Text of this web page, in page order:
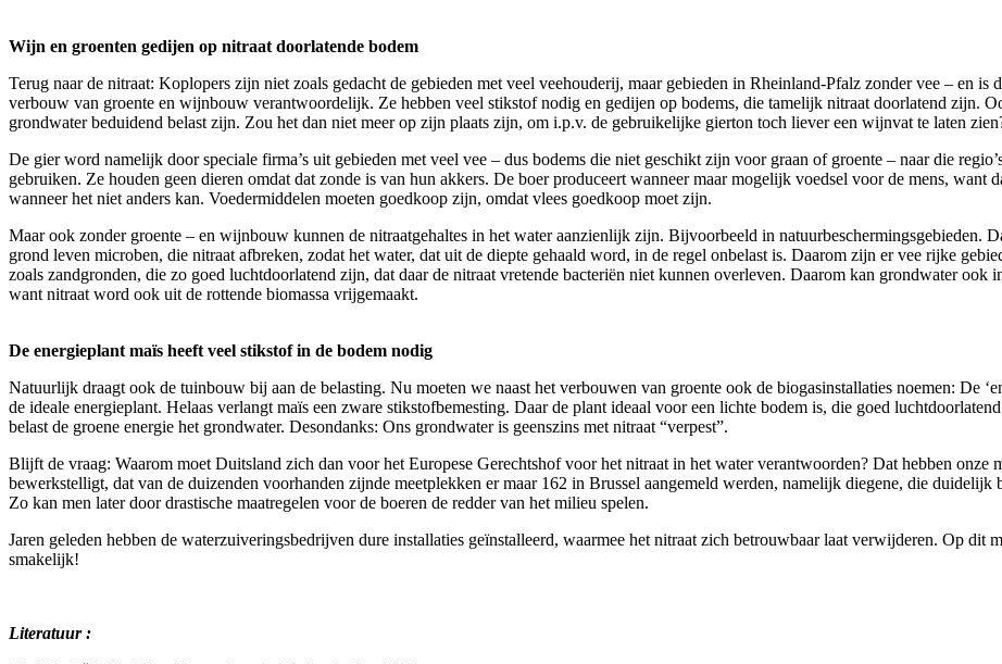
Wijn en groenten gedijen op nitraat doorlatende bodem
Terug naar de nitraat: Koplopers zijn niet zoals gedacht de gebieden met veel veehouderij, maar gebieden in Rheinland-Pfalz zonder vee – en
verbouw van groente en wijnbouw verantwoordelijk. Ze hebben veel stikstof nodig en gedijen op bodems, die tamelijk nitraat doorlatend zijn.
grondwater beduidend belast zijn. Zou het dan niet meer op zijn plaats zijn, om i.p.v. de gebruikelijke gierton toch liever een wijnvat te laten
De gier word namelijk door speciale firma’s uit gebieden met veel vee – dus bodems die niet geschikt zijn voor graan of groente – naar die
gebruiken. Ze houden geen dieren omdat dat zonde is van hun akkers. De boer produceert wanneer maar mogelijk voedsel voor de mens,
wanneer het niet anders kan. Voedermiddelen moeten goedkoop zijn, omdat vlees goedkoop moet zijn.
Maar ook zonder groente – en wijnbouw kunnen de nitraatgehaltes in het water aanzienlijk zijn. Bijvoorbeeld in natuurbeschermingsgebieden.
grond leven microben, die nitraat afbreken, zodat het water, dat uit de diepte gehaald word, in de regel onbelast is. Daarom zijn er vee rijke
zoals zandgronden, die zo goed luchtdoorlatend zijn, dat daar de nitraat vretende bacteriën niet kunnen overleven. Daarom kan grondwater
want nitraat word ook uit de rottende biomassa vrijgemaakt.
De energieplant maïs heeft veel stikstof in de bodem nodig
Natuurlijk draagt ook de tuinbouw bij aan de belasting. Nu moeten we naast het verbouwen van groente ook de biogasinstallaties noemen: De
de ideale energieplant. Helaas verlangt maïs een zware stikstofbemesting. Daar de plant ideaal voor een lichte bodem is, die goed
belast de groene energie het grondwater. Desondanks: Ons grondwater is geenszins met nitraat “verpest”.
Blijft de vraag: Waarom moet Duitsland zich dan voor het Europese Gerechtshof voor het nitraat in het water verantwoorden? Dat hebben
bewerkstelligt, dat van de duizenden voorhanden zijnde meetplekken er maar 162 in Brussel aangemeld werden, namelijk diegene, die
Zo kan men later door drastische maatregelen voor de boeren de redder van het milieu spelen.
Jaren geleden hebben de waterzuiveringsbedrijven dure installaties geïnstalleerd, waarmee het nitraat zich betrouwbaar laat verwijderen. Op dit
smakelijk!
Literatuur :